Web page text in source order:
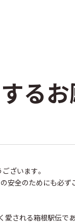
る
ざいます。
安全のためにも必ず
される箱根駅伝で